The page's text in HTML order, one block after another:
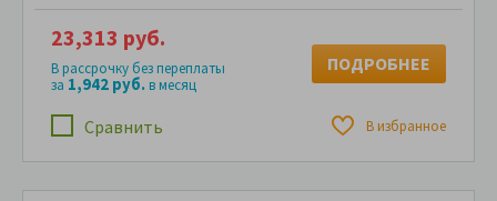
Сравнить В избранное
23,313 руб.
В рассрочку без переплаты
за 1,942 руб.в месяц
ПОДРОБНЕЕ